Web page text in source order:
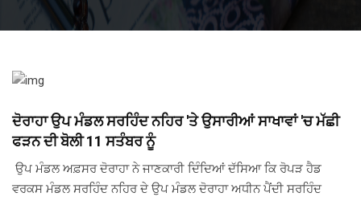
ਦੋਰਾਹਾ ਉਪ ਮੰਡਲ ਸਰਹਿੰਦ ਨਹਿਰ 'ਤੇ ਉਸਾਰੀਆਂ ਸਾਖਾਵਾਂ 'ਚ ਮੱਛੀ
ਫੜਨ ਦੀ ਬੋਲੀ 11 ਸਤੰਬਰ ਨੂੰ
ਉਪ ਮੰਡਲ ਅਫ਼ਸਰ ਦੋਰਾਹਾ ਨੇ ਜਾਣਕਾਰੀ ਦਿੰਦਿਆਂ ਦੱਸਿਆ ਕਿ ਰੋਪੜ ਹੈਡ
ਵਰਕਸ ਮੰਡਲ ਸਰਹਿੰਦ ਨਹਿਰ ਦੇ ਉਪ ਮੰਡਲ ਦੋਰਾਹਾ ਅਧੀਨ ਪੈਂਦੀ ਸਰਹਿੰਦ